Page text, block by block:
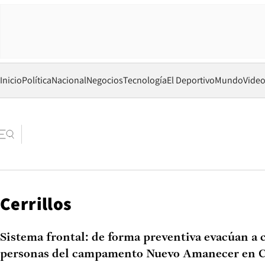
InicioPolíticaNacionalNegociosTecnologíaEl DeportivoMundo
Cerrillos
Sistema frontal: de forma preventiva evacúan a
personas del campamento Nuevo Amanecer en